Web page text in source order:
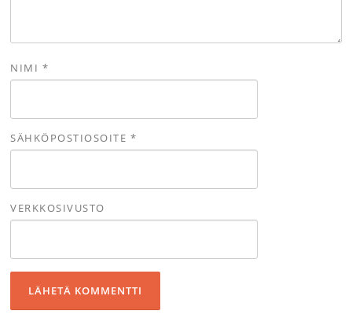
NIMI *
SÄHKÖPOSTIOSOITE *
VERKKOSIVUSTO